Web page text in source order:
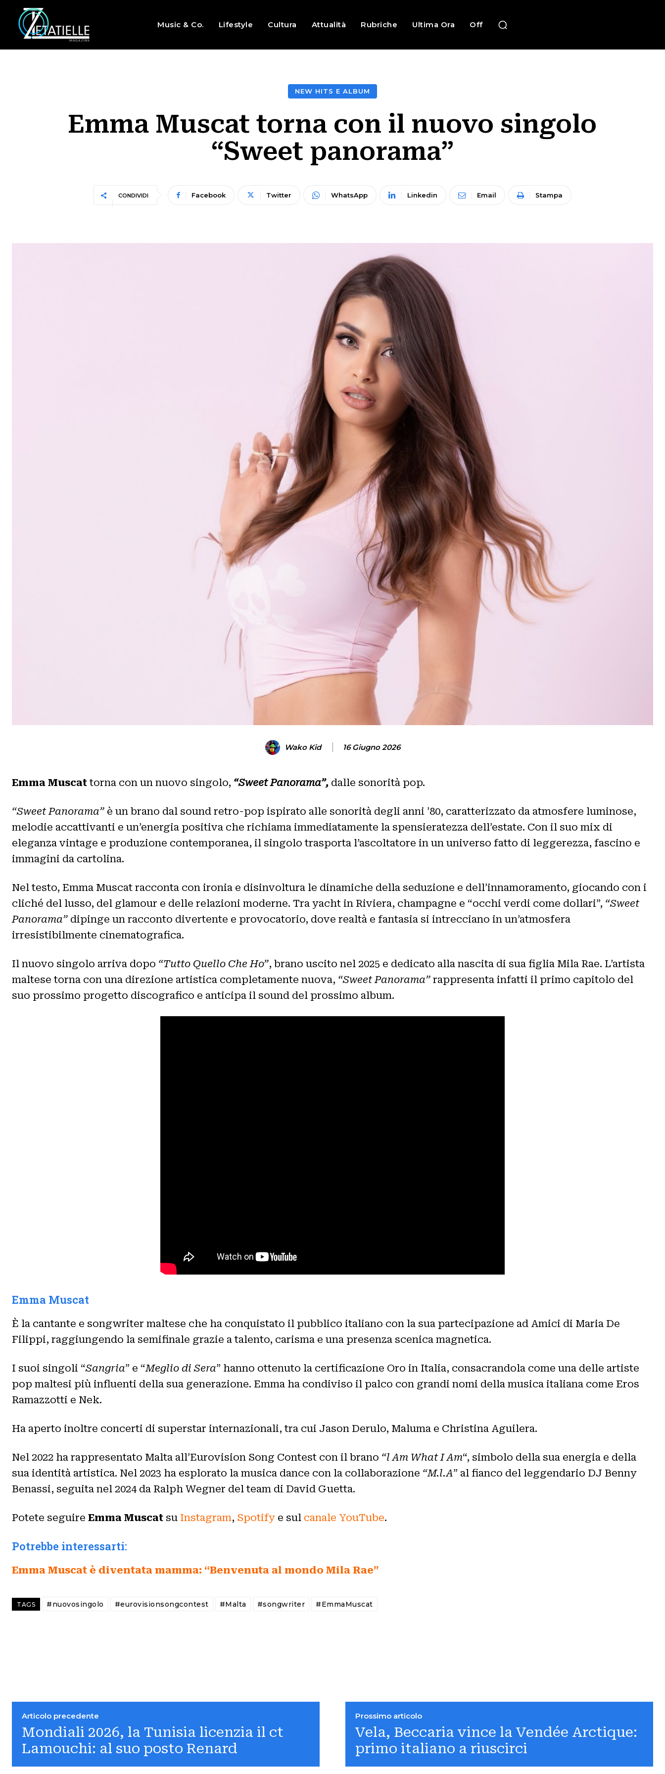
Music & Co. Lifestyle Cultura Attualità Rubriche Ultima Ora Off
NEW HITS E ALBUM
Emma Muscat torna con il nuovo singolo
“Sweet panorama”
CONDIVIDI Facebook Twitter WhatsApp Linkedin Email Stampa
Wako Kid 16 Giugno 2026
Emma Muscattorna con un nuovo singolo, “Sweet Panorama”, dalle sonorità pop.
“Sweet Panorama” è un brano dal sound retro-pop ispirato alle sonorità degli anni ’80, caratterizzato da atmosfere luminose,
melodie accattivanti e un’energia positiva che richiama immediatamente la spensieratezza dell’estate. Con il suo mix di
eleganza vintage e produzione contemporanea, il singolo trasporta l’ascoltatore in un universo fatto di leggerezza, fascino e
immagini da cartolina.
Nel testo, Emma Muscat racconta con ironia e disinvoltura le dinamiche della seduzione e dell’innamoramento, giocando con i
cliché del lusso, del glamour e delle relazioni moderne. Tra yacht in Riviera, champagne e “occhi verdi come dollari”, “Sweet
Panorama” dipinge un racconto divertente e provocatorio, dove realtà e fantasia si intrecciano in un’atmosfera
irresistibilmente cinematografica.
Il nuovo singolo arriva dopo “Tutto Quello Che Ho”, brano uscito nel 2025 e dedicato alla nascita di sua figlia Mila Rae. L’artista
maltese torna con una direzione artistica completamente nuova, “Sweet Panorama” rappresenta infatti il primo capitolo del
suo prossimo progetto discografico e anticipa il sound del prossimo album.
Emma Muscat
È la cantante e songwriter maltese che ha conquistato il pubblico italiano con la sua partecipazione ad Amici di Maria De
Filippi, raggiungendo la semifinale grazie a talento, carisma e una presenza scenica magnetica.
I suoi singoli “Sangria” e “Meglio di Sera” hanno ottenuto la certificazione Oro in Italia, consacrandola come una delle artiste
pop maltesi più influenti della sua generazione. Emma ha condiviso il palco con grandi nomi della musica italiana come Eros
Ramazzotti e Nek.
Ha aperto inoltre concerti di superstar internazionali, tra cui Jason Derulo, Maluma e Christina Aguilera.
Nel 2022 ha rappresentato Malta all’Eurovision Song Contest con il brano “l Am What I Am“, simbolo della sua energia e della
sua identità artistica. Nel 2023 ha esplorato la musica dance con la collaborazione “M.l.A” al fianco del leggendario DJ Benny
Benassi, seguita nel 2024 da Ralph Wegner del team di David Guetta.
Potete seguire Emma Muscat su Instagram, Spotify e sul canale YouTube.
Potrebbe interessarti:
Emma Muscat è diventata mamma: “Benvenuta al mondo Mila Rae”
TAGS #nuovosingolo #eurovisionsongcontest #Malta #songwriter #EmmaMuscat
Articolo precedente
Mondiali 2026, la Tunisia licenzia il ct
Lamouchi: al suo posto Renard
Prossimo articolo
Vela, Beccaria vince la Vendée Arctique:
primo italiano a riuscirci